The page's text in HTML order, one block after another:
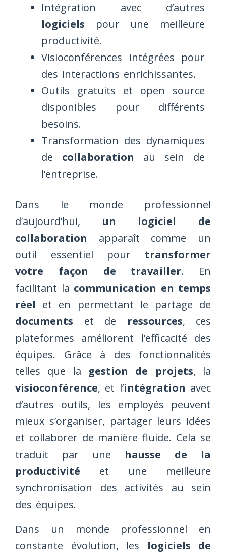
Intégration avec d’autres
logiciels pour une meilleure
productivité.
Visioconférences intégrées pour
des interactions enrichissantes.
Outils gratuits et open source
disponibles pour différents
besoins.
Transformation des dynamiques
de collaboration au sein de
l’entreprise.
Dans le monde professionnel
d’aujourd’hui, un logiciel de
collaboration apparaît comme un
outil essentiel pour transformer
votre façon de travailler. En
facilitant la communication en temps
réel et en permettant le partage de
documents et de ressources, ces
plateformes améliorent l’efficacité des
équipes. Grâce à des fonctionnalités
telles que la gestion de projets, la
visioconférence, et l’intégration avec
d’autres outils, les employés peuvent
mieux s’organiser, partager leurs idées
et collaborer de manière fluide. Cela se
traduit par une hausse de la
productivité et une meilleure
synchronisation des activités au sein
des équipes.
Dans un monde professionnel en
constante évolution, les logiciels de